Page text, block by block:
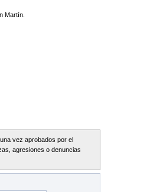
Martín.
vez aprobados por el
agresiones o denuncias